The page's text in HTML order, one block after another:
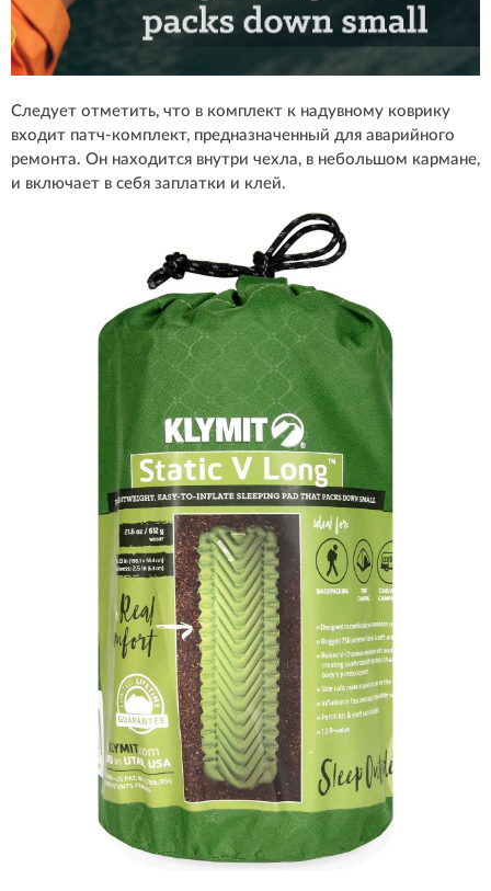
Следует отметить, что в комплект к надувному коврику
входит патч-комплект, предназначенный для аварийного
ремонта. Он находится внутри чехла, в небольшом кармане,
и включает в себя заплатки и клей.